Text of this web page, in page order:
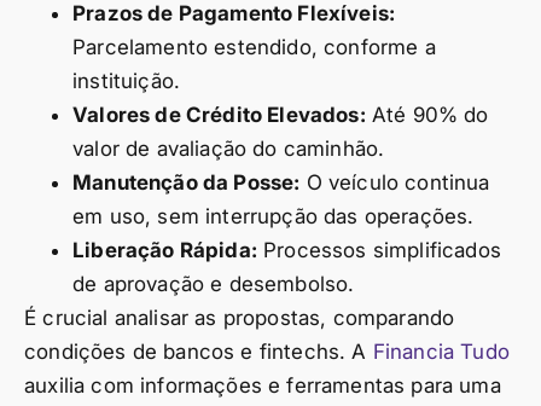
Prazos de Pagamento Flexíveis:
Parcelamento estendido, conforme a
instituição.
Valores de Crédito Elevados: Até 90% do
valor de avaliação do caminhão.
Manutenção da Posse: O veículo continua
em uso, sem interrupção das operações.
Liberação Rápida: Processos simplificados
de aprovação e desembolso.
É crucial analisar as propostas, comparando
condições de bancos e fintechs. A Financia Tudo
auxilia com informações e ferramentas para uma